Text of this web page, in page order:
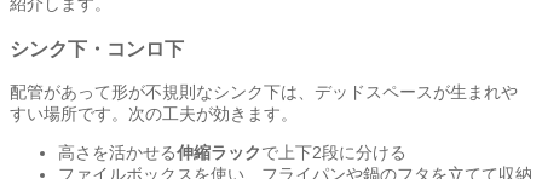
紹介します。
シンク下・コンロ下
配管があって形が不規則なシンク下は、デッドスペースが生まれや
すい場所です。次の工夫が効きます。
高さを活かせる伸縮ラックで上下2段に分ける
ファイルボックスを使い、フライパンや鍋のフタを立てて収納